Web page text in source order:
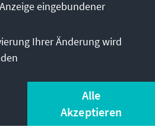
Datenschutz
Barriere melden
Sitemap
Stiftung e.V. 2026
eingebundener
Ihrer Änderung wird
Alle
Akzeptieren